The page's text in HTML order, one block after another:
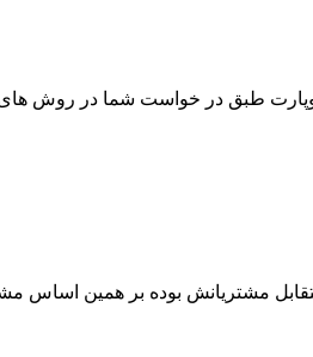
طبق در خواست شما در روش
مشتریانش بوده بر همین اساس